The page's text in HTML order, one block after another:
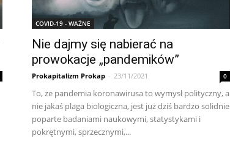
COVID-19 - WAŻNE
Nie dajmy się nabierać na
prowokacje „pandemików”
Prokapitalizm Prokap - 23/11/2021 0
To, że pandemia koronawirusa to wymysł polityczny, a
nie jakaś plaga biologiczna, jest już dziś bardzo solidnie
poparte badaniami naukowymi, statystykami i
pokrętnymi, sprzecznymi,...